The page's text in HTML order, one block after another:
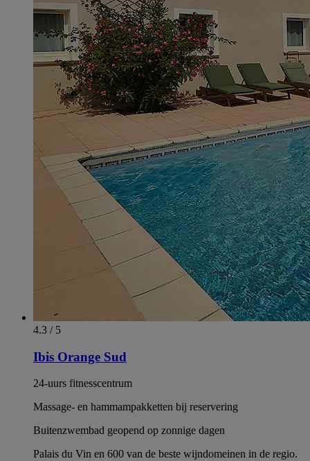
4.3 / 5
Ibis Orange Sud
24-uurs fitnesscentrum
Massage- en hammampakketten bij reservering
Buitenzwembad geopend op zonnige dagen
Palais du Vin en 600 van de beste wijndomeinen in de regio.